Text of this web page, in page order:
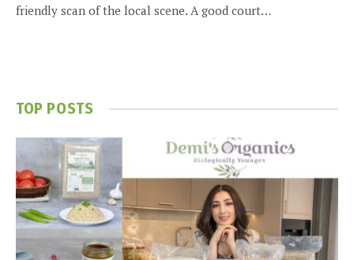
friendly scan of the local scene. A good court…
TOP POSTS